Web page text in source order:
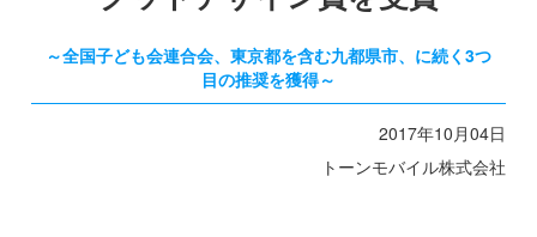
～全国子ども会連合会、東京都を含む九都県市、に続く3つ
目の推奨を獲得～
2017年10月04日
トーンモバイル株式会社